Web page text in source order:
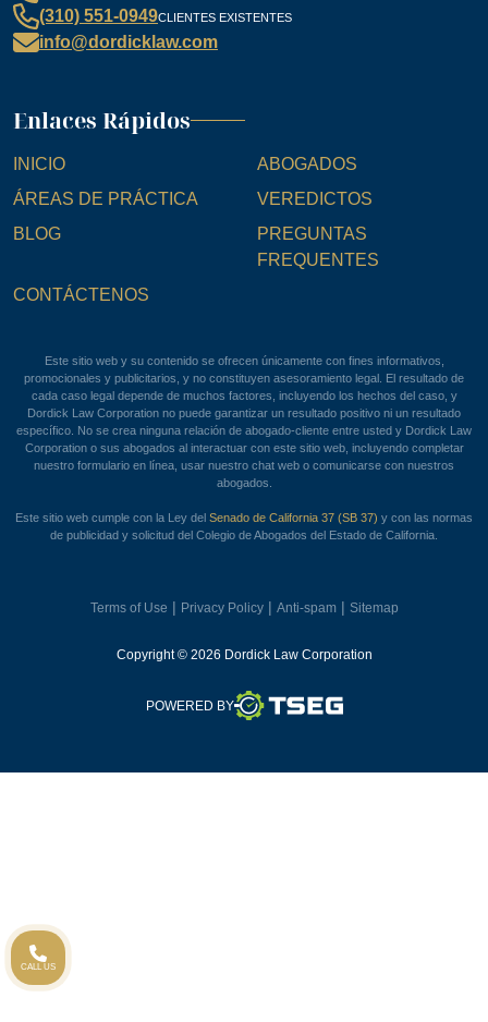
(310) 551-0949CLIENTES EXISTENTES
info@dordicklaw.com
Enlaces Rápidos
INICIO
ABOGADOS
ÁREAS DE PRÁCTICA
VEREDICTOS
BLOG
PREGUNTAS
FREQUENTES
CONTÁCTENOS
Este sitio web y su contenido se ofrecen únicamente con fines informativos,
promocionales y publicitarios, y no constituyen asesoramiento legal. El resultado de
cada caso legal depende de muchos factores, incluyendo los hechos del caso, y
Dordick Law Corporation no puede garantizar un resultado positivo ni un resultado
específico. No se crea ninguna relación de abogado-cliente entre usted y Dordick Law
Corporation o sus abogados al interactuar con este sitio web, incluyendo completar
nuestro formulario en línea, usar nuestro chat web o comunicarse con nuestros
abogados.
Este sitio web cumple con la Ley del Senado de California 37 (SB 37) y con las normas
de publicidad y solicitud del Colegio de Abogados del Estado de California.
Terms of Use | Privacy Policy| Anti-spam| Sitemap
Copyright © 2026 Dordick Law Corporation
POWERED BYTSEG
CALL US